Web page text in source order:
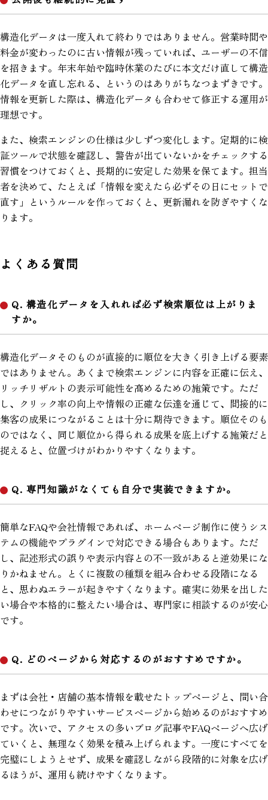
構造化データは一度入れて終わりではありません。営業時間や
料金が変わったのに古い情報が残っていれば、ユーザーの不信
を招きます。年末年始や臨時休業のたびに本文だけ直して構造
化データを直し忘れる、というのはありがちなつまずきです。
情報を更新した際は、構造化データも合わせて修正する運用が
理想です。
また、検索エンジンの仕様は少しずつ変化します。定期的に検
証ツールで状態を確認し、警告が出ていないかをチェックする
習慣をつけておくと、長期的に安定した効果を保てます。担当
者を決めて、たとえば「情報を変えたら必ずその日にセットで
直す」というルールを作っておくと、更新漏れを防ぎやすくな
ります。
よくある質問
Q. 構造化データを入れれば必ず検索順位は上がりま
すか。
構造化データそのものが直接的に順位を大きく引き上げる要素
ではありません。あくまで検索エンジンに内容を正確に伝え、
リッチリザルトの表示可能性を高めるための施策です。ただ
し、クリック率の向上や情報の正確な伝達を通じて、間接的に
集客の成果につながることは十分に期待できます。順位そのも
のではなく、同じ順位から得られる成果を底上げする施策だと
捉えると、位置づけがわかりやすくなります。
Q. 専門知識がなくても自分で実装できますか。
簡単なFAQや会社情報であれば、ホームページ制作に使うシス
テムの機能やプラグインで対応できる場合もあります。ただ
し、記述形式の誤りや表示内容との不一致があると逆効果にな
りかねません。とくに複数の種類を組み合わせる段階になる
と、思わぬエラーが起きやすくなります。確実に効果を出した
い場合や本格的に整えたい場合は、専門家に相談するのが安心
です。
Q. どのページから対応するのがおすすめですか。
まずは会社・店舗の基本情報を載せたトップページと、問い合
わせにつながりやすいサービスページから始めるのがおすすめ
です。次いで、アクセスの多いブログ記事やFAQページへ広げ
ていくと、無理なく効果を積み上げられます。一度にすべてを
完璧にしようとせず、成果を確認しながら段階的に対象を広げ
るほうが、運用も続けやすくなります。